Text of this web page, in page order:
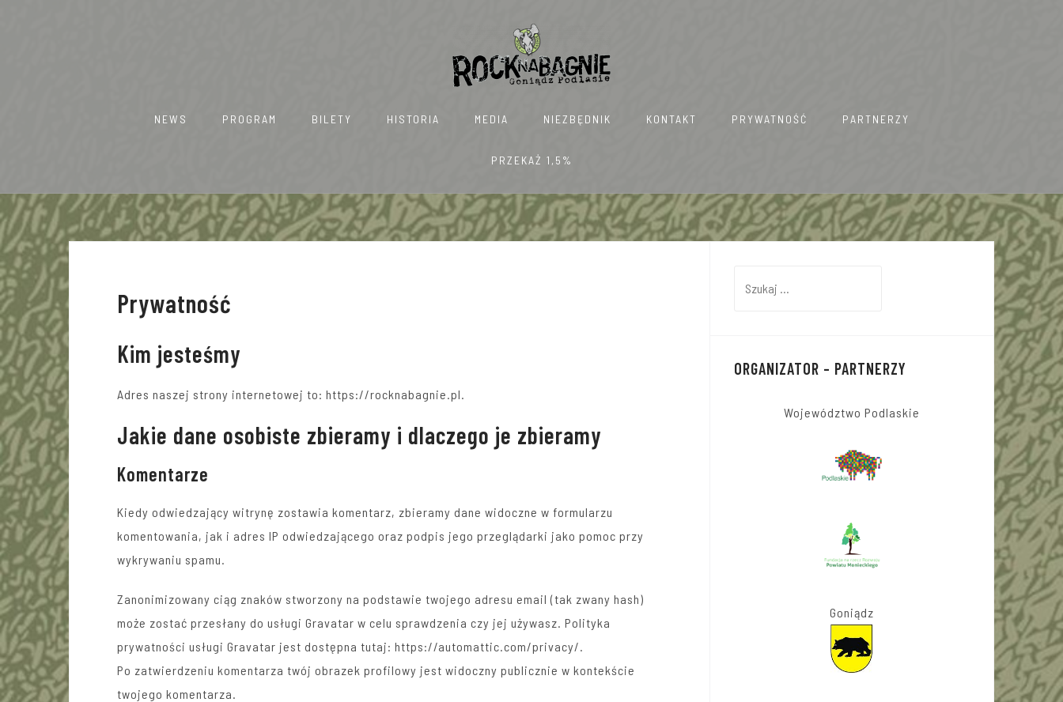
NEWS PROGRAM BILETY HISTORIA MEDIA NIEZBĘDNIK KONTAKT PRYWATNOŚĆ PARTNERZY
PRZEKAŻ 1,5%
Prywatność
Kim jesteśmy
Adres naszej strony internetowej to: https://rocknabagnie.pl.
Jakie dane osobiste zbieramy i dlaczego je zbieramy
Komentarze
Kiedy odwiedzający witrynę zostawia komentarz, zbieramy dane widoczne w formularzu
komentowania, jak i adres IP odwiedzającego oraz podpis jego przeglądarki jako pomoc przy
wykrywaniu spamu.
Zanonimizowany ciąg znaków stworzony na podstawie twojego adresu email (tak zwany hash)
może zostać przesłany do usługi Gravatar w celu sprawdzenia czy jej używasz. Polityka
prywatności usługi Gravatar jest dostępna tutaj: https://automattic.com/privacy/.
Po zatwierdzeniu komentarza twój obrazek profilowy jest widoczny publicznie w kontekście
twojego komentarza.
ORGANIZATOR – PARTNERZY
Województwo Podlaskie
Goniądz